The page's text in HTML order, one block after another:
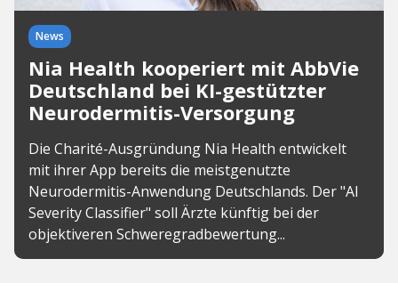
News
Nia Health kooperiert mit AbbVie
Deutschland bei KI-gestützter
Neurodermitis-Versorgung
Die Charité-Ausgründung Nia Health entwickelt
mit ihrer App bereits die meistgenutzte
Neurodermitis-Anwendung Deutschlands. Der "AI
Severity Classifier" soll Ärzte künftig bei der
objektiveren Schweregradbewertung...